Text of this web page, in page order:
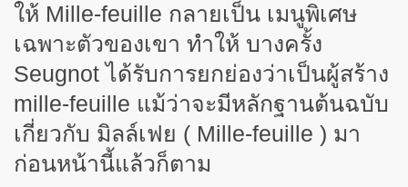
ให้ Mille-feuille กลายเป็น เมนูพิเศษ
เฉพาะตัวของเขา ทำให้ บางครั้ง
Seugnot ได้รับการยกย่องว่าเป็นผู้สร้าง
mille-feuille แม้ว่าจะมีหลักฐานต้นฉบับ
เกี่ยวกับ มิลล์เฟย ( Mille-feuille ) มา
ก่อนหน้านี้แล้วก็ตาม